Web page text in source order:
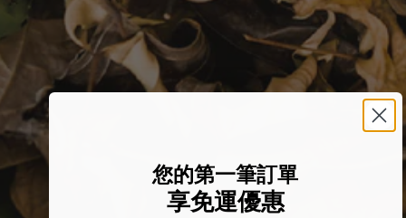
您的第一筆訂單
享免運優惠